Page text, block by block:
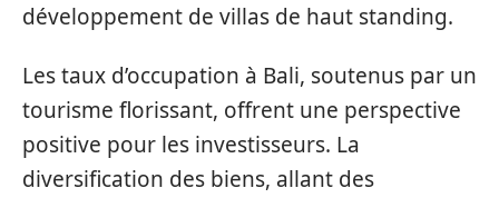
développement de villas de haut standing.
Les taux d’occupation à Bali, soutenus par un
tourisme florissant, offrent une perspective
positive pour les investisseurs. La
diversification des biens, allant des